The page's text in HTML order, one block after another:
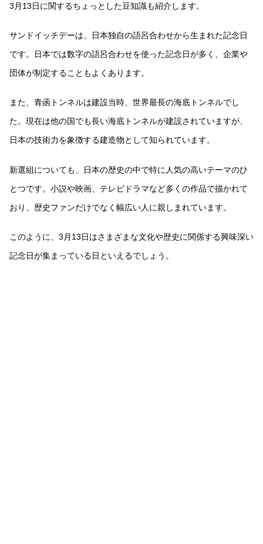
3月13日に関するちょっとした豆知識も紹介します。
サンドイッチデーは、日本独自の語呂合わせから生まれた記念日
です。日本では数字の語呂合わせを使った記念日が多く、企業や
団体が制定することもよくあります。
また、青函トンネルは建設当時、世界最長の海底トンネルでし
た。現在は他の国でも長い海底トンネルが建設されていますが、
日本の技術力を象徴する建造物として知られています。
新選組についても、日本の歴史の中で特に人気の高いテーマのひ
とつです。小説や映画、テレビドラマなど多くの作品で描かれて
おり、歴史ファンだけでなく幅広い人に親しまれています。
このように、3月13日はさまざまな文化や歴史に関係する興味深い
記念日が集まっている日といえるでしょう。